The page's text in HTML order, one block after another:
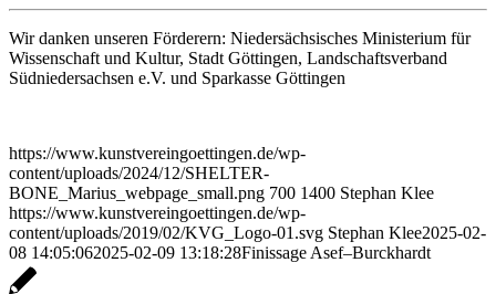
Wir danken unseren Förderern: Niedersächsisches Ministerium für
Wissenschaft und Kultur, Stadt Göttingen, Landschaftsverband
Südniedersachsen e.V. und Sparkasse Göttingen
https://www.kunstvereingoettingen.de/wp-
content/uploads/2024/12/SHELTER-
BONE_Marius_webpage_small.png 700 1400 Stephan Klee
https://www.kunstvereingoettingen.de/wp-
content/uploads/2019/02/KVG_Logo-01.svg Stephan Klee2025-02-
08 14:05:062025-02-09 13:18:28Finissage Asef–Burckhardt